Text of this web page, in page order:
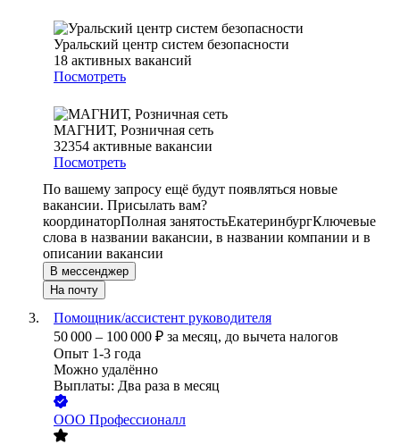
Уральский центр систем безопасности
18 активных вакансий
Посмотреть
МАГНИТ, Розничная сеть
32354 активные вакансии
Посмотреть
По вашему запросу ещё будут появляться новые
вакансии. Присылать вам?
координаторПолная занятостьЕкатеринбургКлючевые
слова в названии вакансии, в названии компании и в
описании вакансии
В мессенджер
На почту
Помощник/ассистент руководителя
50 000 – 100 000 ₽ за месяц, до вычета налогов
Опыт 1-3 года
Можно удалённо
Выплаты: Два раза в месяц
ООО Профессионалл